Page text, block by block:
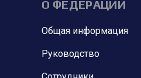
О ФЕДЕРАЦИИ
Общая информация
Руководство